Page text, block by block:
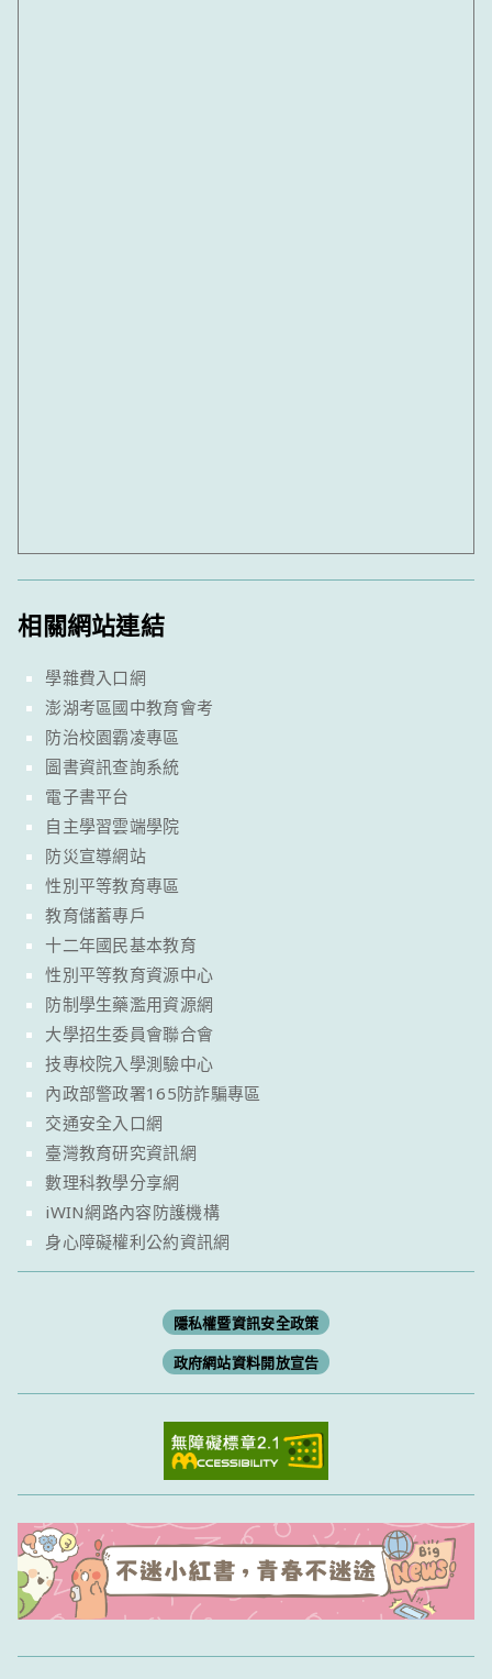
相關網站連結
學雜費入口網
澎湖考區國中教育會考
防治校園霸凌專區
圖書資訊查詢系統
電子書平台
自主學習雲端學院
防災宣導網站
性別平等教育專區
教育儲蓄專戶
十二年國民基本教育
性別平等教育資源中心
防制學生藥濫用資源網
大學招生委員會聯合會
技專校院入學測驗中心
內政部警政署165防詐騙專區
交通安全入口網
臺灣教育研究資訊網
數理科教學分享網
iWIN網路內容防護機構
身心障礙權利公約資訊網
隱私權暨資訊安全政策
政府網站資料開放宣告